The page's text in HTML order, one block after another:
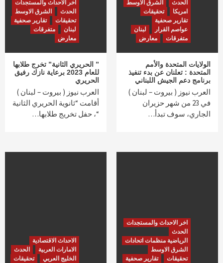
الحدث
الشرق الاوسط
امريكا
تحقيقات
تقارير صحفية
عواصم القرار
لبنان
متفرقات
معارض
الولايات المتحدة والأمم
المتحدة : تعلنان عن بدء تنفيذ
برنامج دعم الجيش اللبناني
العرب نيوز ( بيروت – لبنان )
في 23 من شهر حزيران
الجاري، سوف تبدأ…
اخر الاحداث والمستجدات
الحدث
الشرق الاوسط
تحقيقات
تقارير صحفية
لبنان
متفرقات
معارض
” الحريري الثانية” تخرج طلابها
للعام 2023 برعاية نازك رفيق
الحريري
العرب نيوز ( بيروت – لبنان )
أقامت “ثانوية الحريري الثانية
“، حفل تخريج طلابها…
اخر الاحداث والمستجدات
الحدث
الرياضية منظمات اتحادات
الشرق الاوسط
تحقيقات
تقارير صحفية
الاحداث الاقتصادية
الامارات العربية
الحدث
الخليج العربي
تحقيقات